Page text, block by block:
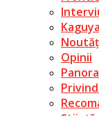
Kaguya
Opinii